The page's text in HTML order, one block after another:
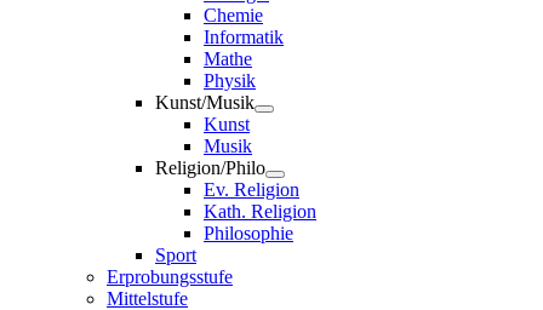
Chemie
Informatik
Mathe
Physik
Kunst/Musik
Kunst
Musik
Religion/Philo
Ev. Religion
Kath. Religion
Philosophie
Sport
Erprobungsstufe
Mittelstufe